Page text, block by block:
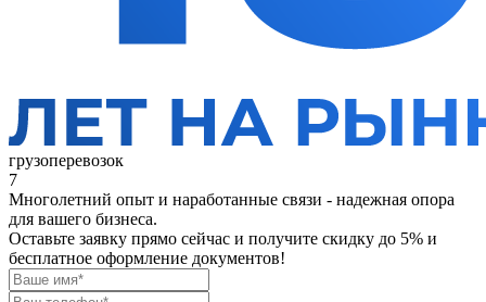
грузоперевозок
7
Многолетний опыт и наработанные связи - надежная опора
для вашего бизнеса.
Оставьте заявку прямо сейчас и получите скидку до 5% и
бесплатное оформление документов!